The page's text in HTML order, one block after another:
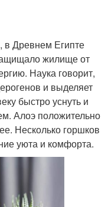
в Древнем Египте
жилище от
Наука говорит,
и выделяет
быстро уснуть и
Алоэ положительно
Несколько горшков
уюта и комфорта.